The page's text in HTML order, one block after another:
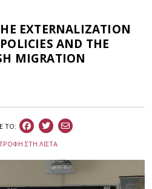
EXTERNALIZATION
AND THE
MIGRATION
ΤΟ:
ΣΤΗ ΛΙΣΤΑ